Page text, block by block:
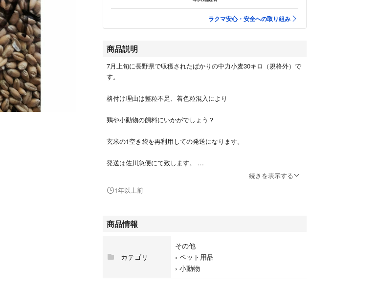
ラクマ安心・安全への取り組み
商品説明
7月上旬に長野県で収穫されたばかりの中力小麦30キロ（規格外）で
す。
格付け理由は整粒不足、着色粒混入により
鶏や小動物の飼料にいかがでしょう？
玄米の1空き袋を再利用しての発送になります。
発送は佐川急便にて致します。
名称…玄小麦
状態...玄小麦（整粒不足）
保存方法…直射日光、高温多湿を避けて保存してください
続きを表示する
1年以上前
商品情報
カテゴリ
その他
› ペット用品
› 小動物